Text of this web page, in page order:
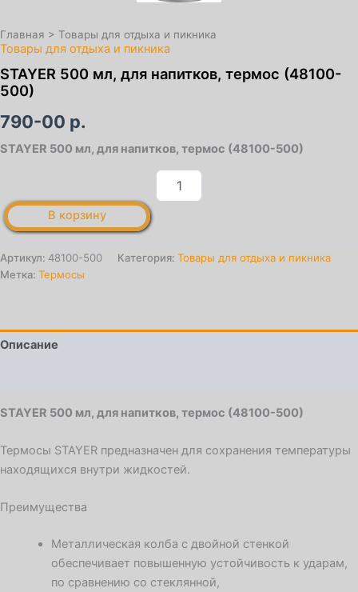
Главная > Товары для отдыха и пикника
Товары для отдыха и пикника
STAYER 500 мл, для напитков, термос (48100-
500)
790-00 р.
STAYER 500 мл, для напитков, термос (48100-500)
Количество
товара
для
В корзину
Артикул: 48100-500 Категория: Товары для отдыха и пикника
Метка: Термосы
Описание
STAYER 500 мл, для напитков, термос (48100-500)
Термосы STAYER предназначен для сохранения температуры
находящихся внутри жидкостей.
Преимущества
Металлическая колба с двойной стенкой
обеспечивает повышенную устойчивость к ударам,
по сравнению со стеклянной,